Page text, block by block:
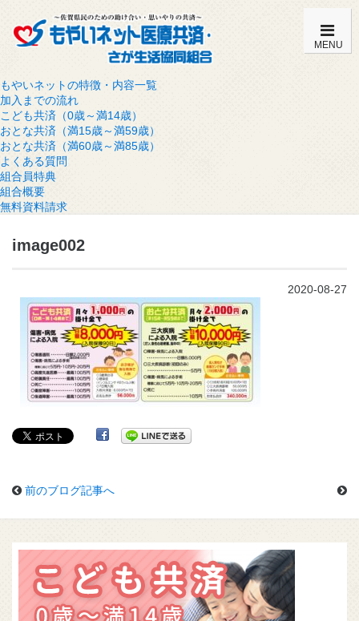
MENU
もやいネットの特徴・内容一覧
加入までの流れ
こども共済（0歳～満14歳）
おとな共済（満15歳～満59歳）
おとな共済（満60歳～満85歳）
よくある質問
組合員特典
組合概要
無料資料請求
image002
2020-08-27
前のブログ記事へ